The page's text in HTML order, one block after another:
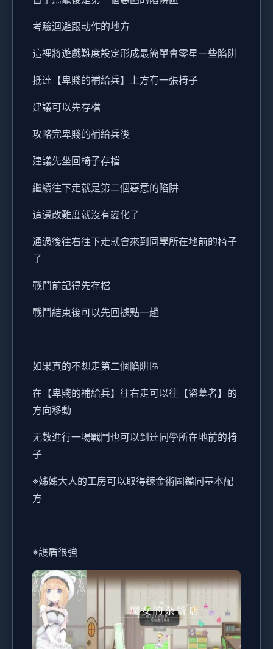
考驗迴避跟动作的地方
這裡將遊戲難度設定形成最簡單會零星一些陷阱
抵達【卑賤的補給兵】上方有一張椅子
建議可以先存檔
攻略完卑賤的補給兵後
建議先坐回椅子存檔
繼續往下走就是第二個惡意的陷阱
這邊改難度就沒有變化了
通過後往右往下走就會來到同學所在地前的椅子
了
戰鬥前記得先存檔
戰鬥結束後可以先回據點一趟
如果真的不想走第二個陷阱區
在【卑賤的補給兵】往右走可以往【盜墓者】的
方向移動
无数進行一場戰鬥也可以到達同學所在地前的椅
子
※姊姊大人的工房可以取得鍊金術圖鑑同基本配
方
※護盾很強